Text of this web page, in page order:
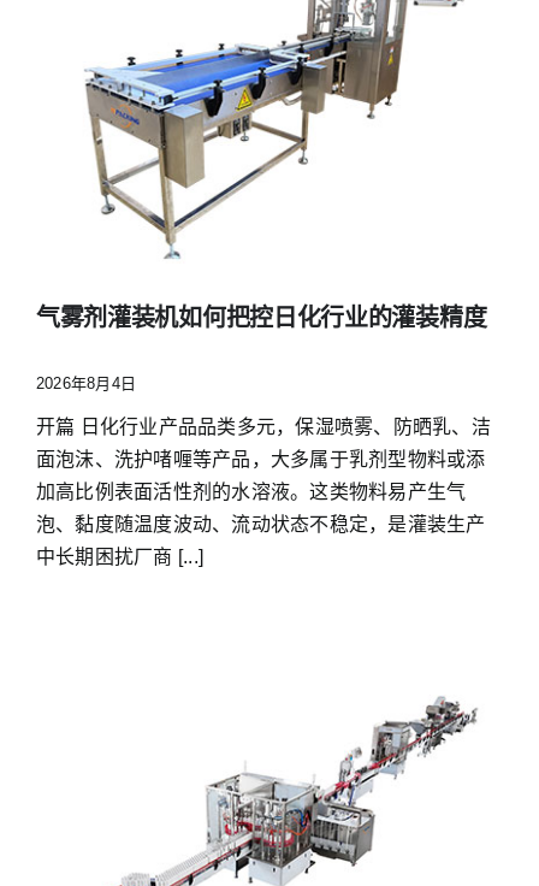
气雾剂灌装机如何把控日化行业的灌装精度
2026年8月4日
开篇 日化行业产品品类多元，保湿喷雾、防晒乳、洁
面泡沫、洗护啫喱等产品，大多属于乳剂型物料或添
加高比例表面活性剂的水溶液。这类物料易产生气
泡、黏度随温度波动、流动状态不稳定，是灌装生产
中长期困扰厂商 [...]